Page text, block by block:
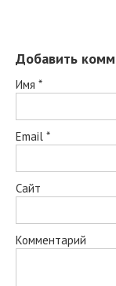
Добавить
Имя *
Email *
Сайт
Комментарий